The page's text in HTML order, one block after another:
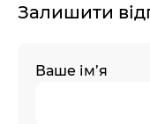
Залишити
Ваше ім’я